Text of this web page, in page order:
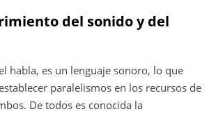
del sonido y del
habla, es un lenguaje sonoro, lo que
paralelismos en los recursos de
De todos es conocida la